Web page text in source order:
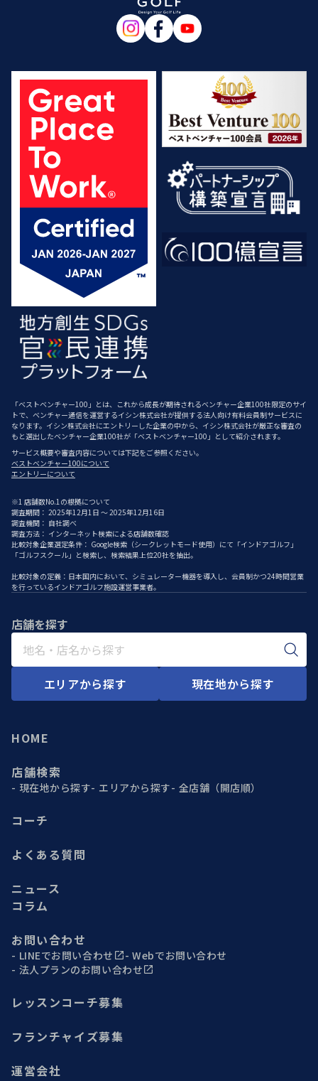
「ベストベンチャー100」とは、これから成長が期待されるベンチャー企業100社限定のサイ
トで、ベンチャー通信を運営するイシン株式会社が提供する法人向け有料会員制サービスに
なります。イシン株式会社にエントリーした企業の中から、イシン株式会社が厳正な審査の
もと選出したベンチャー企業100社が「ベストベンチャー100」として紹介されます。
サービス概要や審査内容については下記をご参照ください。
ベストベンチャー100について
エントリーについて
※1 店舗数No.1の根拠について
調査期間： 2025年12月1日 ～ 2025年12月16日
調査機関： 自社調べ
調査方法： インターネット検索による店舗数確認
比較対象企業選定条件： Google検索（シークレットモード使用）にて「インドアゴルフ」
「ゴルフスクール」と検索し、検索結果上位20社を抽出。
比較対象の定義：日本国内において、シミュレーター機器を導入し、会員制かつ24時間営業
を行っているインドアゴルフ施設運営事業者。
店舗を探す
エリアから探す 現在地から探す
HOME
店舗検索
現在地から探す エリアから探す 全店舗（開店順）
コーチ
よくある質問
ニュース
コラム
お問い合わせ
LINEでお問い合わせ
Webでお問い合わせ
法人プランのお問い合わせ
レッスンコーチ募集
フランチャイズ募集
運営会社